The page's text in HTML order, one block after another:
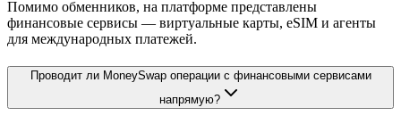
Помимо обменников, на платформе представлены
финансовые сервисы — виртуальные карты, eSIM и агенты
для международных платежей.
Проводит ли MoneySwap операции с финансовыми сервисами
напрямую?